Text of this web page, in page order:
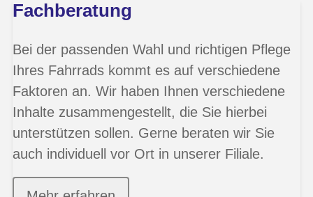
Fachberatung
Bei der passenden Wahl und richtigen Pflege
Ihres Fahrrads kommt es auf verschiedene
Faktoren an. Wir haben Ihnen verschiedene
Inhalte zusammengestellt, die Sie hierbei
unterstützen sollen. Gerne beraten wir Sie
auch individuell vor Ort in unserer Filiale.